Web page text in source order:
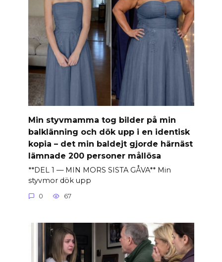
Min styvmamma tog bilder på min
balklänning och dök upp i en identisk
kopia – det min baldejt gjorde härnäst
lämnade 200 personer mållösa
**DEL 1 — MIN MORS SISTA GÅVA** Min
styvmor dök upp
0 67